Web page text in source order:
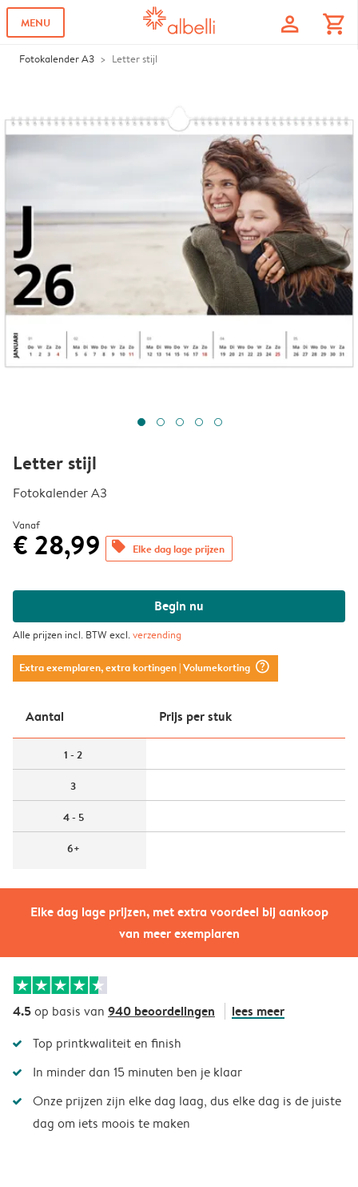
MENU profile shopping_cart
Fotokalender A3 Letter stijl
Elke dag lage prijzen, met extra voordeel bij aankoop
van meer exemplaren
Letter stijl
Fotokalender A3
Vanaf
€ 28,99 offers Elke dag lage prijzen
Begin nu
Alle prijzen incl. BTW excl.verzending
Extra exemplaren, extra kortingen| Volumekorting question_mark_circle
Aantal Prijs per stuk
1 - 2
3
4 - 5
6+
4.5op basis van 940 beoordelingen lees meer
Top printkwaliteit en finish
In minder dan 15 minuten ben je klaar
Onze prijzen zijn elke dag laag, dus elke dag is de juiste
dag om iets moois te maken